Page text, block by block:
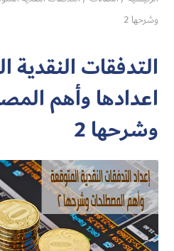
وشرحها 2
التدفقات النقدية
اعدادها وأهم
وشرحها 2